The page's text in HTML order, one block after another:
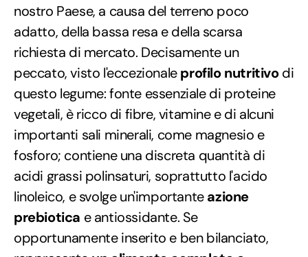
nostro Paese, a causa del terreno poco
adatto, della bassa resa e della scarsa
richiesta di mercato. Decisamente un
peccato, visto l'eccezionaleprofilo nutritivodi
questo legume: fonte essenziale di proteine
vegetali, è ricco di fibre, vitamine e di alcuni
importanti sali minerali, come magnesio e
fosforo; contiene una discreta quantità di
acidi grassi polinsaturi, soprattutto l'acido
linoleico, e svolge un'importanteazione
prebiotica e antiossidante. Se
opportunamente inserito e ben bilanciato,